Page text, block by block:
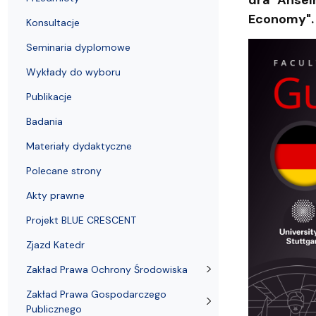
Economy".
Konsultacje
Seminaria dyplomowe
Wykłady do wyboru
Publikacje
Badania
Materiały dydaktyczne
Polecane strony
Akty prawne
Projekt BLUE CRESCENT
Zjazd Katedr
Zakład Prawa Ochrony Środowiska
Zakład Prawa Gospodarczego
Publicznego